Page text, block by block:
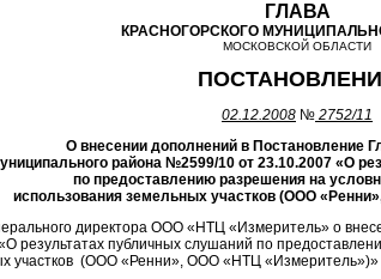
ГЛАВА
КРАСНОГОРСКОГО
МОСКОВСКОЙ ОБЛАСТИ
02.12.2008 № 2752/11
О внесении дополнений в Постановление
района №2599/10 от 23.10.2007 «О
по предоставлению разрешения на
использования земельных участков (ООО
директора ООО «НТЦ «Измеритель» о
результатах публичных слушаний по
участков (ООО «Ренни», ООО «НТЦ «Измеритель»)»